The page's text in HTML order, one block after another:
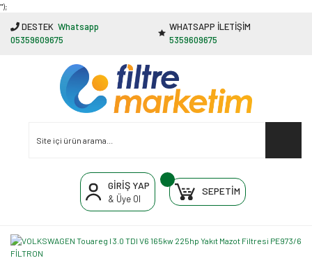
"');
DESTEK Whatsapp
05359609675
WHATSAPP İLETİŞİM
5359609675
GİRİŞ YAP
& Üye Ol
SEPETİM